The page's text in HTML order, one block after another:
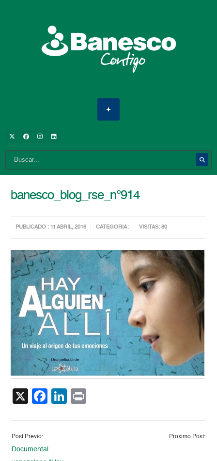
banesco_blog_rse_n°914
PUBLICADO : 11 ABRIL, 2016 CATEGORIA : VISITAS: 80
X Facebook
LinkedIn
Post Previo:
Documental
Proximo Post: